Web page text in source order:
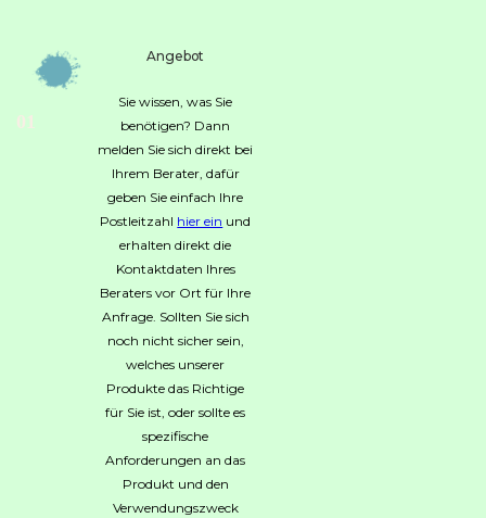
01
Angebot
Sie wissen, was Sie
benötigen? Dann
melden Sie sich direkt bei
Ihrem Berater, dafür
geben Sie einfach Ihre
Postleitzahl hier ein und
erhalten direkt die
Kontaktdaten Ihres
Beraters vor Ort für Ihre
Anfrage. Sollten Sie sich
noch nicht sicher sein,
welches unserer
Produkte das Richtige
für Sie ist, oder sollte es
spezifische
Anforderungen an das
Produkt und den
Verwendungszweck